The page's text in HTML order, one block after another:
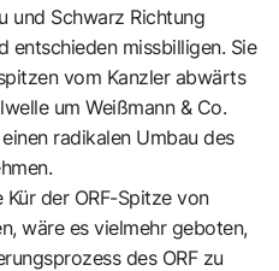
und Schwarz Richtung
entschieden missbilligen. Sie
vom Kanzler abwärts
um Weißmann & Co.
radikalen Umbau des
der ORF-Spitze von
wäre es vielmehr geboten,
des ORF zu